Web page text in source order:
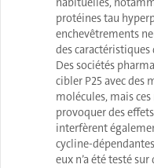
protéines tau
enchevêtrements
des caractéristiques
Des sociétés
cibler P25 avec des
molécules, mais
provoquer des
interfèrent
cycline-
eux n’a été testé